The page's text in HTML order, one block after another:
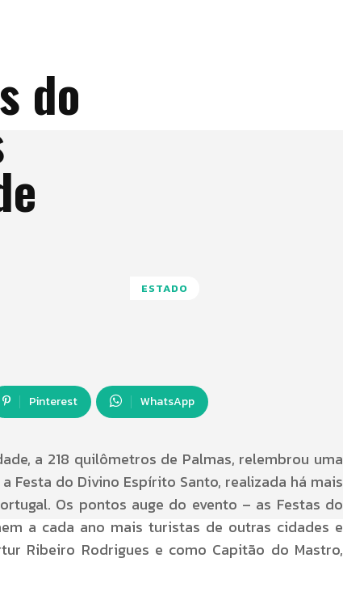
do
ESTADO
Pinterest WhatsApp
a 218 quilômetros de Palmas, relembrou uma
Festa do Divino Espírito Santo, realizada há mais
Os pontos auge do evento – as Festas do
a cada ano mais turistas de outras cidades e
Ribeiro Rodrigues e como Capitão do Mastro,